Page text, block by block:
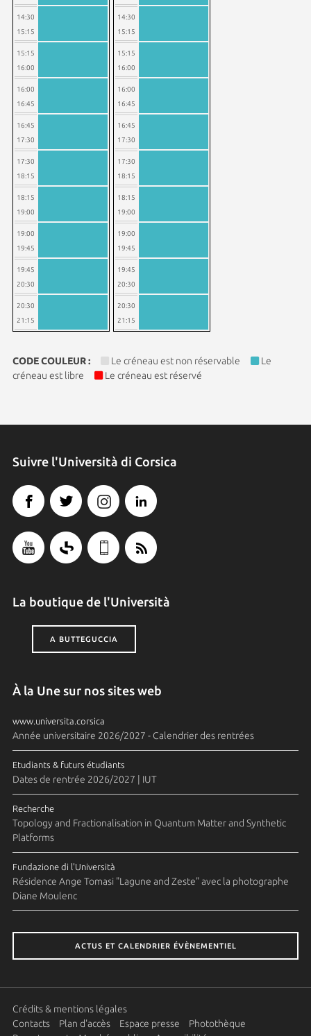
14:30
15:15
15:15
16:00
16:00
16:45
16:45
17:30
17:30
18:15
18:15
19:00
19:00
19:45
19:45
20:30
20:30
21:15
14:30
15:15
15:15
16:00
16:00
16:45
16:45
17:30
17:30
18:15
18:15
19:00
19:00
19:45
19:45
20:30
20:30
21:15
CODE COULEUR : Le créneau est non réservable
Le
créneau est libre
Le créneau est réservé
Suivre l'Università di Corsica
La boutique de l'Università
A BUTTEGUCCIA
À la Une sur nos sites web
www.universita.corsica
Année universitaire 2026/2027 - Calendrier des rentrées
Etudiants & futurs étudiants
Dates de rentrée 2026/2027 | IUT
Recherche
Topology and Fractionalisation in Quantum Matter and Synthetic
Platforms
Fundazione di l'Università
Résidence Ange Tomasi "Lagune and Zeste" avec la photographe
Diane Moulenc
ACTUS ET CALENDRIER ÉVÈNEMENTIEL
Crédits & mentions légales
Contacts
Plan d'accès Espace presse
Photothèque